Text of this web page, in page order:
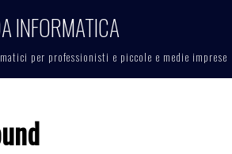
INFORMATICA
per professionisti e piccole e medie imprese